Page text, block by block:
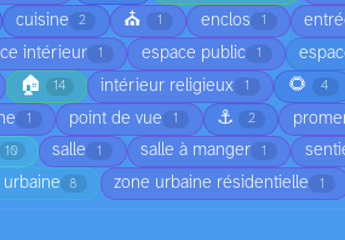
cuisine 2 ⛪ 1 enclos 1
intérieur 1 espace public 1
🏠 14 intérieur religieux 1 🌻 4
1 point de vue 1 ⚓ 2
10 salle 1 salle à manger 1
8 zone urbaine résidentielle 1